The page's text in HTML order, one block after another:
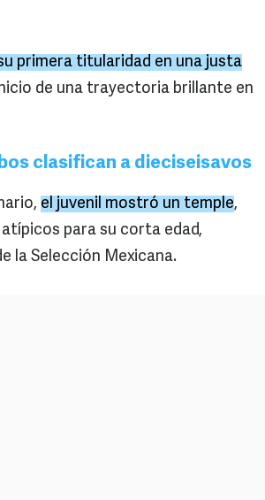
primera titularidad en una justa
de una trayectoria brillante en
clasifican a dieciseisavos
el juvenil mostró un temple,
para su corta edad,
la Selección Mexicana.